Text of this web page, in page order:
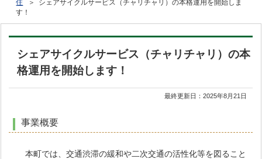
住 ＞ シェアサイクルサービス（チャリチャリ）の本格運用を開始しま
す！
シェアサイクルサービス（チャリチャリ）の本
格運用を開始します！
最終更新日：2025年8月21日
事業概要
本町では、交通渋滞の緩和や二次交通の活性化等を図ること